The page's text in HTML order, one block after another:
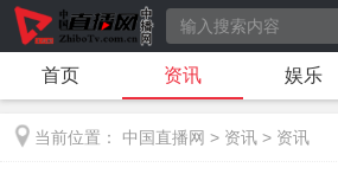
首页 资讯 娱乐
当前位置： 中国直播网 > 资讯 > 资讯